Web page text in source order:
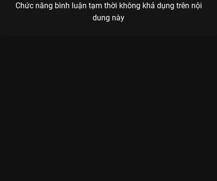
Chức năng bình luận tạm thời không khả dụng trên nội
dung này